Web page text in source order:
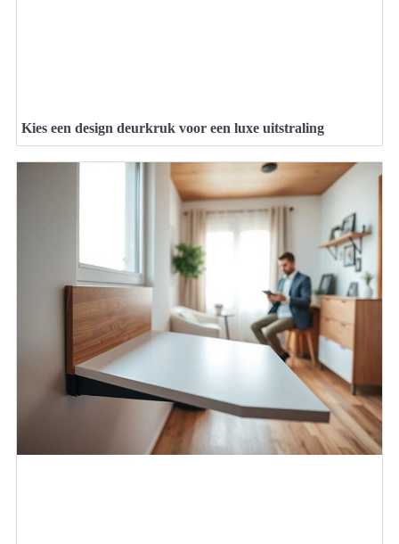
Kies een design deurkruk voor een luxe uitstraling